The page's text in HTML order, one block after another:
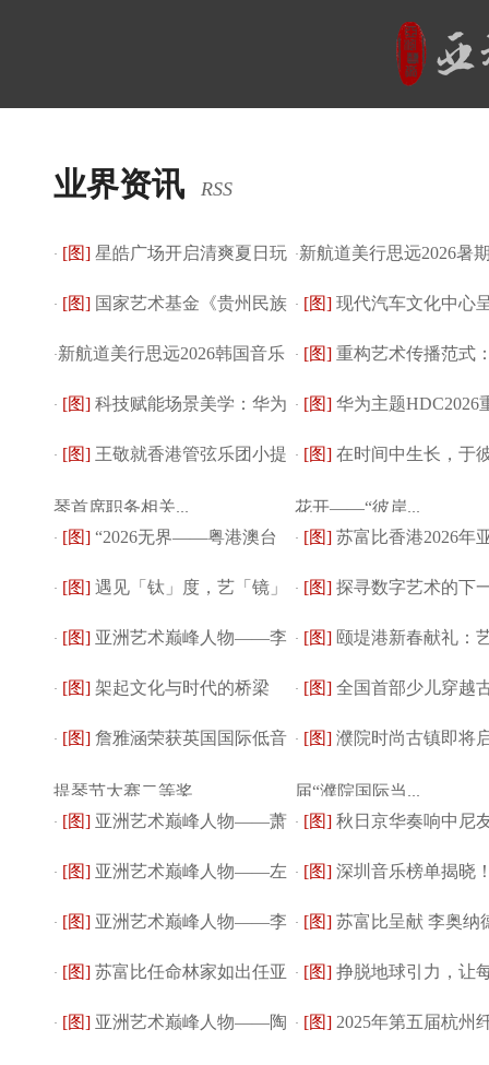
业界资讯 RSS
· [图] 星皓广场开启清爽夏日玩
乐体验 JOGU...
·新航道美行思远2026暑
营重磅来袭
· [图] 国家艺术基金《贵州民族
服饰传承与创新...
· [图] 现代汽车文化中心
Hyundai Blue P...
·新航道美行思远2026韩国音乐
名校录取成...
· [图] 重构艺术传播范式
书直播如何让创...
· [图] 科技赋能场景美学：华为
主题亮相HDC202...
· [图] 华为主题HDC2026
秘：最前沿的3D与...
· [图] 王敬就香港管弦乐团小提
琴首席职务相关...
· [图] 在时间中生长，于
花开——“彼岸...
· [图] “2026无界——粤港澳台
青年艺术大展”...
· [图] 苏富比香港2026年
术品拍卖系列 ...
· [图] 遇见「钛」度，艺「镜」
共生 Silhouet...
· [图] 探寻数字艺术的下
元： 首届 Fo...
· [图] 亚洲艺术巅峰人物——李
润德作品展
· [图] 颐堤港新春献礼：
春纳福瑞 福马...
· [图] 架起文化与时代的桥梁
——《新媒体时代...
· [图] 全国首部少儿穿越
剧《星河三千梦...
· [图] 詹雅涵荣获英国国际低音
提琴节大赛二等奖
· [图] 濮院时尚古镇即将
届“濮院国际当...
· [图] 亚洲艺术巅峰人物——萧
四希作品展
· [图] 秋日京华奏响中尼
乐章淄博 “未...
· [图] 亚洲艺术巅峰人物——左
继君作品展
· [图] 深圳音乐榜单揭晓
本土音乐人周晓...
· [图] 亚洲艺术巅峰人物——李
胜玉作品展
· [图] 苏富比呈献 李奥纳
兰黛收藏 T...
· [图] 苏富比任命林家如出任亚
洲区现代及当代...
· [图] 挣脱地球引力，让
机的灵魂被世界...
· [图] 亚洲艺术巅峰人物——陶 · [图] 2025年第五届杭州